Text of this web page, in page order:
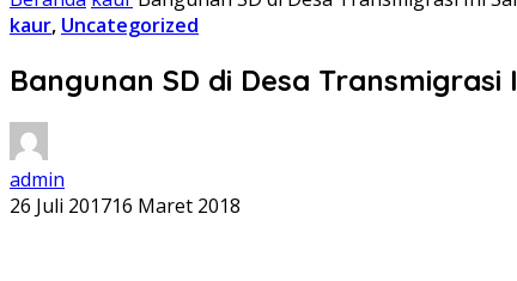
kaur, Uncategorized
Bangunan SD di Desa
admin
26 Juli 201716 Maret 2018